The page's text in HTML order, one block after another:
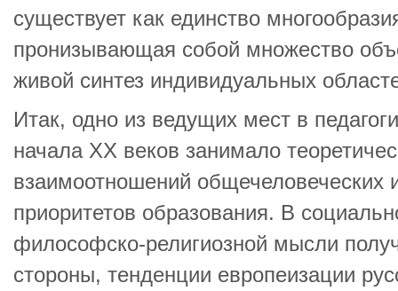
существует как единство
пронизывающая собой множество
живой синтез индивидуальных
Итак, одно из ведущих мест в
начала XX веков занимало
взаимоотношений общечеловеческих
приоритетов образования. В
философско-религиозной мысли
стороны, тенденции европеизации